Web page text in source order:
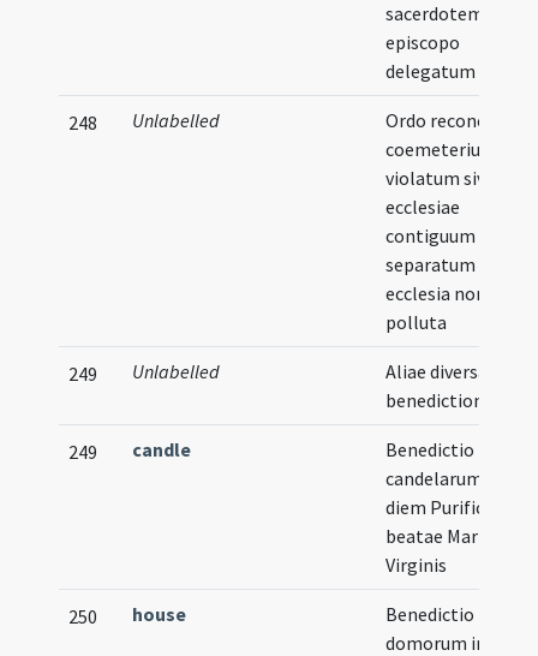
sacerdotem ab
episcopo
delegatum
248 Unlabelled
Ordo reconciliandi
coemeterium
violatum sive
ecclesiae
contiguum sit sive
separatum ubi
ecclesia non est
polluta
249 Unlabelled
Aliae diversae
benedictiones
249 candle
Benedictio
candelarum extra
diem
beatae Mariae
Virginis
250 house
Benedictio
domorum in